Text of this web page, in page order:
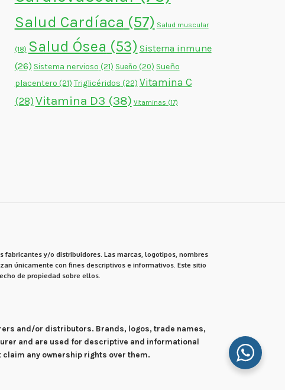
Salud Cardíaca (57) Salud muscular
(18) Salud Ósea (53) Sistema inmune
(26) Sistema nervioso (21) Sueño (20) Sueño
placentero (21) Triglicéridos (22) Vitamina C
(28) Vitamina D3 (38) Vitaminas (17)
y/o distribuidores. Las marcas, logotipos, nombres
únicamente con fines descriptivos e informativos. Este sitio
de propiedad sobre ellos.
and/or distributors. Brands, logos, trade names,
and are used for descriptive and informational
any ownership rights over them.